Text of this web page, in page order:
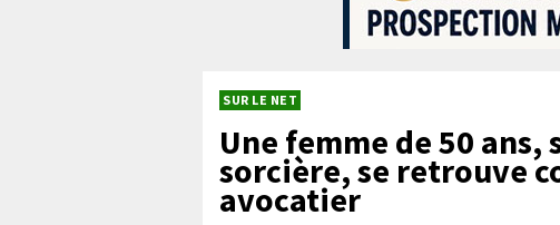
SUR LE NET
Une femme de 50
sorcière, se retrouve
avocatier